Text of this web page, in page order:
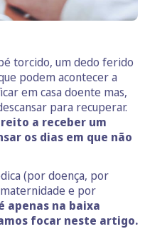
torcido, um dedo ferido
podem acontecer a
em casa doente mas,
para recuperar.
a receber um
os dias em que não
(por doença, por
e por
apenas na baixa
focar neste artigo.